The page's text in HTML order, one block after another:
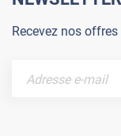
Recevez nos